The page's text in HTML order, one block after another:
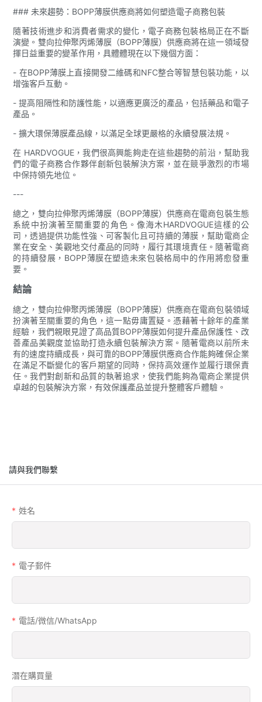
### 未來趨勢：BOPP薄膜供應商將如何塑造電子商務包裝
隨著技術進步和消費者需求的變化，電子商務包裝格局正在不斷
演變。雙向拉伸聚丙烯薄膜（BOPP薄膜）供應商將在這一領域發
揮日益重要的變革作用，具體體現在以下幾個方面：
- 在BOPP薄膜上直接開發二維碼和NFC整合等智慧包裝功能，以
增強客戶互動。
- 提高阻隔性和防護性能，以適應更廣泛的產品，包括藥品和電子
產品。
- 擴大環保薄膜產品線，以滿足全球更嚴格的永續發展法規。
在 HARDVOGUE，我們很高興能夠走在這些趨勢的前沿，幫助我
們的電子商務合作夥伴創新包裝解決方案，並在競爭激烈的市場
中保持領先地位。
---
總之，雙向拉伸聚丙烯薄膜（BOPP薄膜）供應商在電商包裝生態
系統中扮演著至關重要的角色。像海木HARDVOGUE這樣的公
司，透過提供功能性強、可客製化且可持續的薄膜，幫助電商企
業在安全、美觀地交付產品的同時，履行其環境責任。隨著電商
的持續發展，BOPP薄膜在塑造未來包裝格局中的作用將愈發重
要。
結論
總之，雙向拉伸聚丙烯薄膜（BOPP薄膜）供應商在電商包裝領域
扮演著至關重要的角色，這一點毋庸置疑。憑藉著十餘年的產業
經驗，我們親眼見證了高品質BOPP薄膜如何提升產品保護性、改
善產品美觀度並協助打造永續包裝解決方案。隨著電商以前所未
有的速度持續成長，與可靠的BOPP薄膜供應商合作能夠確保企業
在滿足不斷變化的客戶期望的同時，保持高效運作並履行環保責
任。我們對創新和品質的執著追求，使我們能夠為電商企業提供
卓越的包裝解決方案，有效保護產品並提升整體客戶體驗。
請與我們聯繫
姓名
電子郵件
電話/微信/WhatsApp
潛在購買量